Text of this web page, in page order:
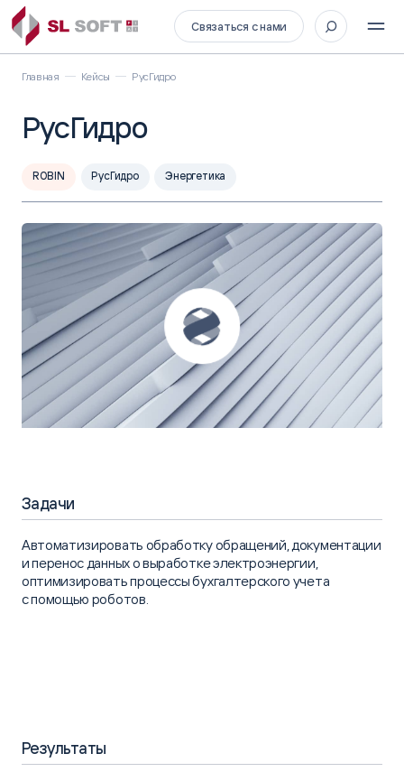
Связаться с нами
Главная Кейсы РусГидро
РусГидро
ROBIN РусГидро Энергетика
Задачи
Автоматизировать обработку обращений, документации
и перенос данных о выработке электроэнергии,
оптимизировать процессы бухгалтерского учета
с помощью роботов.
Результаты